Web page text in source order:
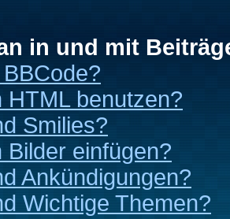
in und mit
HTML benutzen?
Smilies?
Bilder einfügen?
Ankündigungen?
Wichtige Themen?